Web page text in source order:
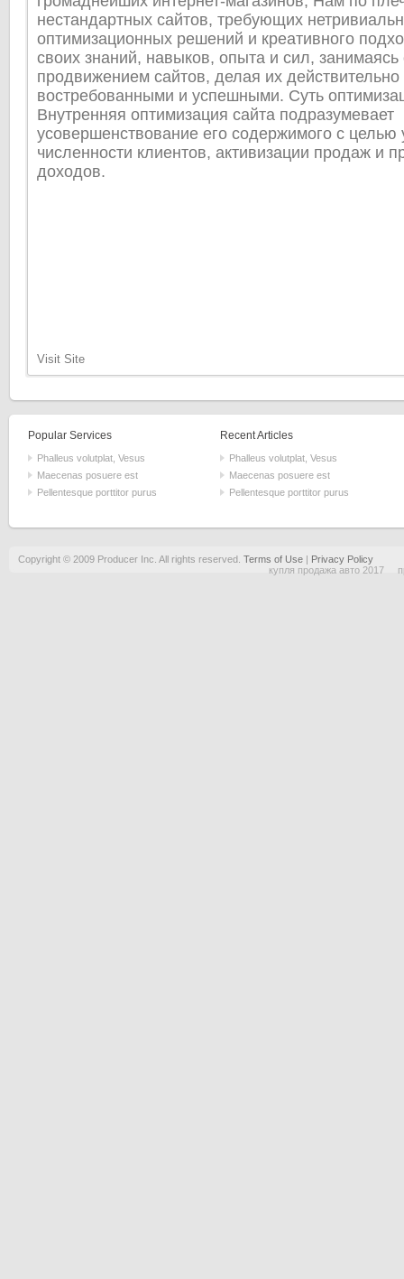
нестандартных сайтов, требующих
оптимизационных решений и креативного
своих знаний, навыков, опыта и сил, занимаясь
продвижением сайтов, делая их
востребованными и успешными. Суть
Внутренняя оптимизация сайта подразумевает
усовершенствование его содержимого с целью
численности клиентов, активизации продаж и
доходов.
Visit Site
Popular Services
Phalleus volutplat, Vesus
Maecenas posuere est
Pellentesque porttitor purus
Recent Articles
Phalleus volutplat, Vesus
Maecenas posuere est
Pellentesque porttitor purus
Copyright © 2009 Producer Inc. All rights reserved. Terms of Use| Privacy Policy
купля продажа авто 2017